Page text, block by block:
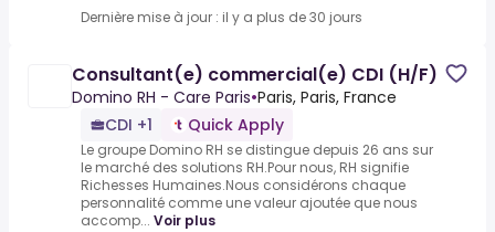
Dernière mise à jour : il y a plus de 30 jours
Consultant(e) commercial(e) CDI (H/F)
Domino RH - Care Paris•Paris, Paris, France
CDI +1
Quick Apply
Le groupe Domino RH se distingue depuis 26 ans sur
le marché des solutions RH.Pour nous, RH signifie
Richesses Humaines.Nous considérons chaque
personnalité comme une valeur ajoutée que nous
accomp... Voir plus